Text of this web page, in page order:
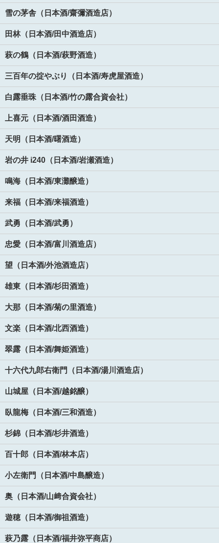
雪の茅舎（日本酒/齋彌酒造店）
田林（日本酒/田中酒造店）
萩の鶴（日本酒/萩野酒造）
三百年の掟やぶり（日本酒/寿虎屋酒造）
白露垂珠（日本酒/竹の露合資会社）
上喜元（日本酒/酒田酒造）
天明（日本酒/曙酒造）
岩の井 i240（日本酒/岩瀬酒造）
鳴海（日本酒/東灘醸造）
来福（日本酒/来福酒造）
武勇（日本酒/武勇）
忠愛（日本酒/富川酒造店）
望（日本酒/外池酒造店）
雄東（日本酒/杉田酒造）
大那（日本酒/菊の里酒造）
文楽（日本酒/北西酒造）
翠露（日本酒/舞姫酒造）
十六代九郎右衛門（日本酒/湯川酒造店）
山城屋（日本酒/越銘醸）
臥龍梅（日本酒/三和酒造）
杉錦（日本酒/杉井酒造）
百十郎（日本酒/林本店）
小左衛門（日本酒/中島醸造）
奥（日本酒/山﨑合資会社）
遊穂（日本酒/御祖酒造）
萩乃露（日本酒/福井弥平商店）